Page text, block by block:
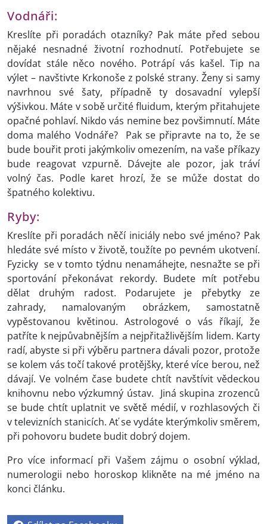
Vodnáři:
Kreslíte při poradách otazníky? Pak máte před sebou
nějaké nesnadné životní rozhodnutí. Potřebujete se
dovídat stále něco nového. Potrápí vás kašel. Tip na
výlet – navštivte Krkonoše z polské strany. Ženy si samy
navrhnou své šaty, případně ty dosavadní vylepší
výšivkou. Máte v sobě určité fluidum, kterým přitahujete
opačné pohlaví. Nikdo vás nemine bez povšimnutí. Máte
doma malého Vodnáře? Pak se připravte na to, že se
bude bouřit proti jakýmkoliv omezením, na vaše příkazy
bude reagovat vzpurně. Dávejte ale pozor, jak tráví
volný čas. Podle karet hrozí, že se může dostat do
špatného kolektivu.
Ryby:
Kreslíte při poradách něčí iniciály nebo své jméno? Pak
hledáte své místo v životě, toužíte po pevném ukotvení.
Fyzicky se v tomto týdnu nenamáhejte, nesnažte se při
sportování překonávat rekordy. Budete mít potřebu
dělat druhým radost. Podarujete je přebytky ze
zahrady, namalovaným obrázkem, samostatně
vypěstovanou květinou. Astrologové o vás říkají, že
patříte k nejpůvabnějším a nejpřitažlivějším lidem. Karty
radí, abyste si při výběru partnera dávali pozor, protože
se kolem vás točí takové protějšky, které více berou, než
dávají. Ve volném čase budete chtít navštívit vědeckou
knihovnu nebo výzkumný ústav. Jiná skupina zrozenců
se bude chtít uplatnit ve světě médií, v rozhlasových či
v televizních stanicích. Ať se vydáte kterýmkoliv směrem,
při pohovoru budete budit dobrý dojem.
Pro více informací při Vašem zájmu o osobní výklad,
numerologii nebo horoskop klikněte na mé jméno na
konci článku.